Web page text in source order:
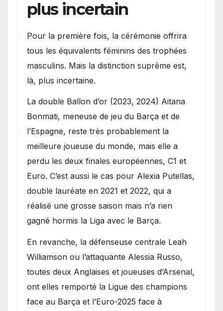
plus incertain
Pour la première fois, la cérémonie offrira
tous les équivalents féminins des trophées
masculins. Mais la distinction suprême est,
là, plus incertaine.
La double Ballon d’or (2023, 2024) Aitana
Bonmati, meneuse de jeu du Barça et de
l’Espagne, reste très probablement la
meilleure joueuse du monde, mais elle a
perdu les deux finales européennes, C1 et
Euro. C’est aussi le cas pour Alexia Putellas,
double lauréate en 2021 et 2022, qui a
réalisé une grosse saison mais n’a rien
gagné hormis la Liga avec le Barça.
En revanche, la défenseuse centrale Leah
Williamson ou l’attaquante Alessia Russo,
toutes deux Anglaises et joueuses d’Arsenal,
ont elles remporté la Ligue des champions
face au Barça et l’Euro-2025 face à